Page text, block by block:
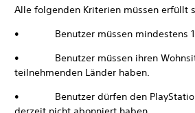
Alle folgenden Kriterien müssen erfüllt
• Benutzer müssen mindestens 18
• Benutzer müssen ihren
teilnehmenden Länder haben.
• Benutzer dürfen den